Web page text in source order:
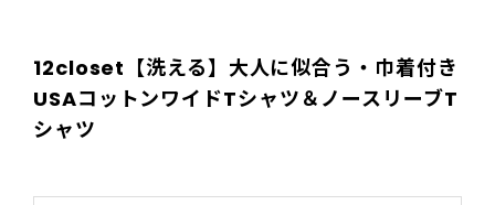
12closet【洗える】大人に似合う・巾着付き
USAコットンワイドTシャツ＆ノースリーブT
シャツ